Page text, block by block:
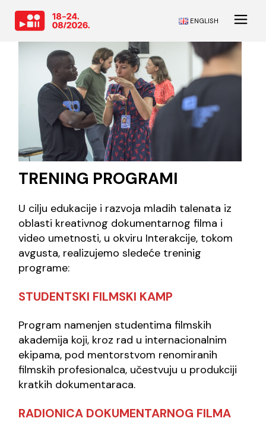
ENGLISH
TRENING PROGRAMI
U cilju edukacije i razvoja mladih talenata iz
oblasti kreativnog dokumentarnog filma i
video umetnosti, u okviru Interakcije, tokom
avgusta, realizujemo sledeće treninig
programe:
STUDENTSKI FILMSKI KAMP
Program namenjen studentima filmskih
akademija koji, kroz rad u internacionalnim
ekipama, pod mentorstvom renomiranih
filmskih profesionalca, učestvuju u produkciji
kratkih dokumentaraca.
RADIONICA DOKUMENTARNOG FILMA